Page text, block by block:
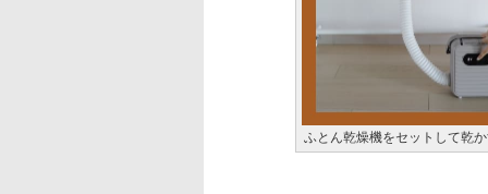
ふとん乾燥機をセットして乾